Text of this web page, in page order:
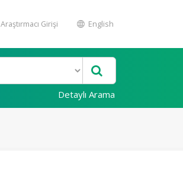
Araştırmacı Girişi English
Detaylı Arama